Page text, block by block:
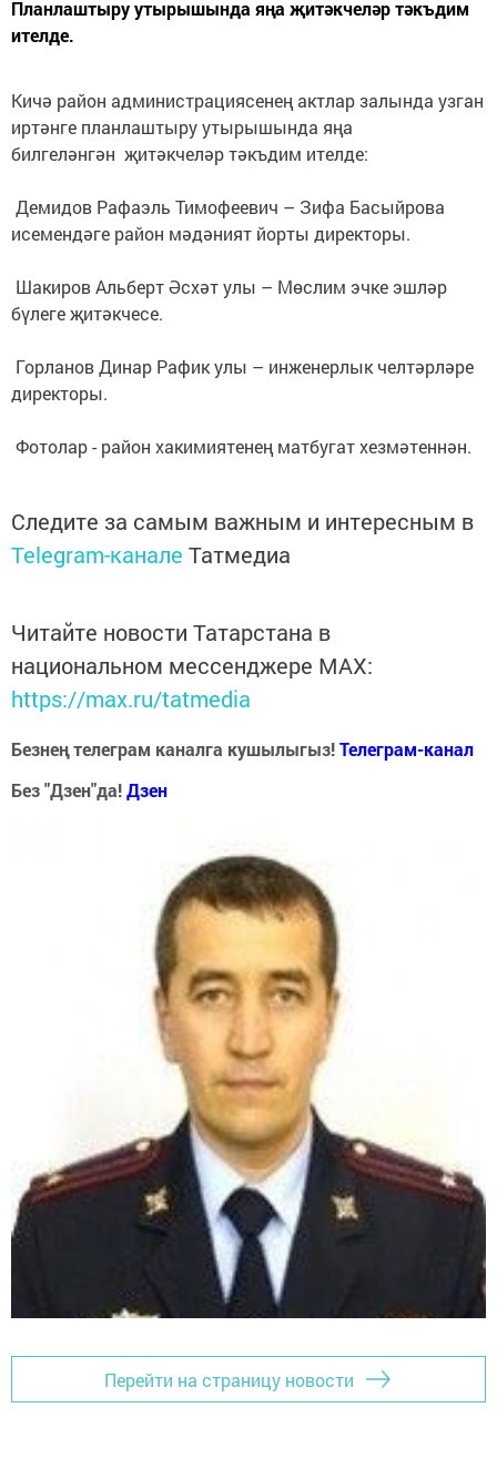
Планлаштыру утырышында яңа җитәкчеләр тәкъдим
ителде.
Кичә район администрациясенең актлар залында узган
иртәнге планлаштыру утырышында яңа
билгеләнгән җитәкчеләр тәкъдим ителде:
Демидов Рафаэль Тимофеевич – Зифа Басыйрова
исемендәге район мәдәният йорты директоры.
Шакиров Альберт Әсхәт улы – Мөслим эчке эшләр
бүлеге җитәкчесе.
Горланов Динар Рафик улы – инженерлык челтәрләре
директоры.
Фотолар - район хакимиятенең матбугат хезмәтеннән.
Следите за самым важным и интересным в
Telegram-канале Татмедиа
Читайте новости Татарстана в
национальном мессенджере MАХ:
https://max.ru/tatmedia
Безнең телеграм каналга кушылыгыз!Телеграм-канал
Без "Дзен"да!Дзен
Перейти на страницу новости